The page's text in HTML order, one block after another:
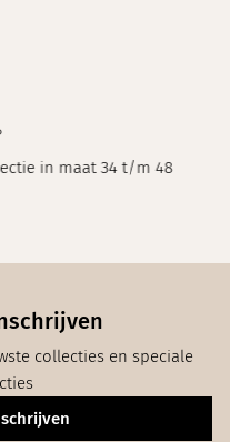
in maat 34 t/m 48
collecties en speciale